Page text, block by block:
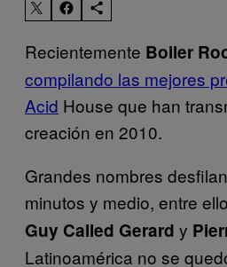
Recientemente Boiler
compilando las mejores
Acid House que han
creación en 2010.
Grandes nombres
minutos y medio, entre
Guy Called Gerard y
Latinoamérica no se